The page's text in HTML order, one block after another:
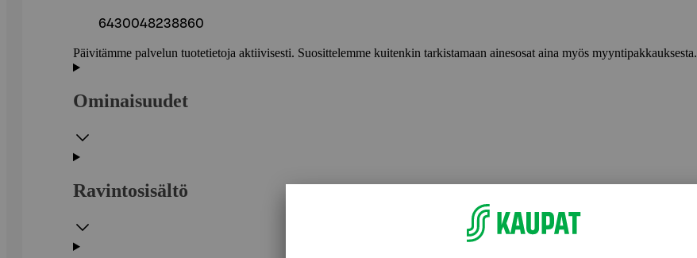
6430048238860
Päivitämme palvelun tuotetietoja aktiivisesti. Suosittelemme kuitenkin tarkistamaan ainesosat aina myös myyntipakkauksesta.
Ominaisuudet
Ravintosisältö